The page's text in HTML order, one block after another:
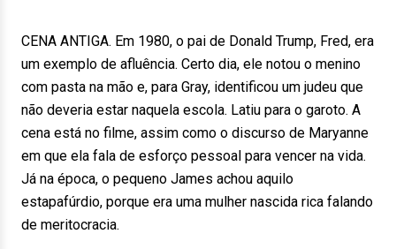
CENA ANTIGA. Em 1980, o pai de Donald Trump, Fred, era
um exemplo de afluência. Certo dia, ele notou o menino
com pasta na mão e, para Gray, identificou um judeu que
não deveria estar naquela escola. Latiu para o garoto. A
cena está no filme, assim como o discurso de Maryanne
em que ela fala de esforço pessoal para vencer na vida.
Já na época, o pequeno James achou aquilo
estapafúrdio, porque era uma mulher nascida rica falando
de meritocracia.